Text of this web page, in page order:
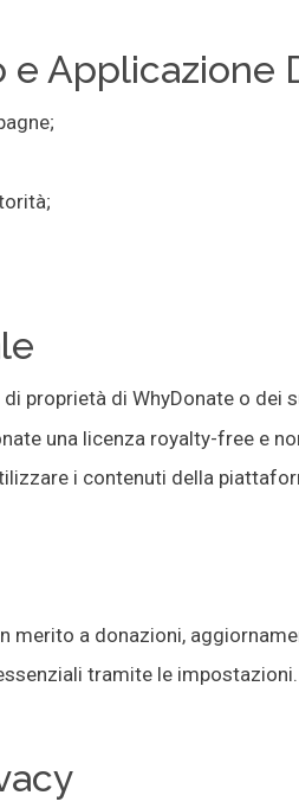
e Applicazione
proprietà di WhyDonate o dei
una licenza royalty-free e
i contenuti della
merito a donazioni,
tramite le impostazioni.